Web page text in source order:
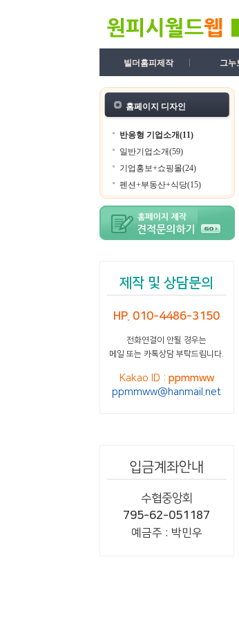
빌더홈피제작 그누
홈페이지 디자인
반응형 기업소개(11)
일반기업소개(59)
기업홍보+쇼핑몰(24)
펜션+부동산+식당(15)
제작 및 상담문의
HP. 010-4486-3150
전화연결이 안될 경우는
메일 또는 카톡상담 부탁드립니다.
Kakao ID : ppmmww
ppmmww@hanmail.net
입금계좌안내
수협중앙회
795-62-051187
예금주 : 박민우